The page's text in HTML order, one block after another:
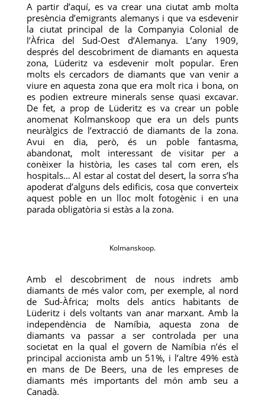
A partir d’aquí, es va crear una ciutat amb molta
presència d’emigrants alemanys i que va esdevenir
la ciutat principal de la Companyia Colonial de
l’Àfrica del Sud-Oest d’Alemanya. L’any 1909,
després del descobriment de diamants en aquesta
zona, Lüderitz va esdevenir molt popular. Eren
molts els cercadors de diamants que van venir a
viure en aquesta zona que era molt rica i bona, on
es podien extreure minerals sense quasi excavar.
De fet, a prop de Lüderitz es va crear un poble
anomenat Kolmanskoop que era un dels punts
neuràlgics de l’extracció de diamants de la zona.
Avui en dia, però, és un poble fantasma,
abandonat, molt interessant de visitar per a
conèixer la història, les cases tal com eren, els
hospitals… Al estar al costat del desert, la sorra s’ha
apoderat d’alguns dels edificis, cosa que converteix
aquest poble en un lloc molt fotogènic i en una
parada obligatòria si estàs a la zona.
Kolmanskoop.
Amb el descobriment de nous indrets amb
diamants de més valor com, per exemple, al nord
de Sud-Àfrica; molts dels antics habitants de
Lüderitz i dels voltants van anar marxant. Amb la
independència de Namíbia, aquesta zona de
diamants va passar a ser controlada per una
societat en la qual el govern de Namíbia n’és el
principal accionista amb un 51%, i l’altre 49% està
en mans de De Beers, una de les empreses de
diamants més importants del món amb seu a
Canadà.